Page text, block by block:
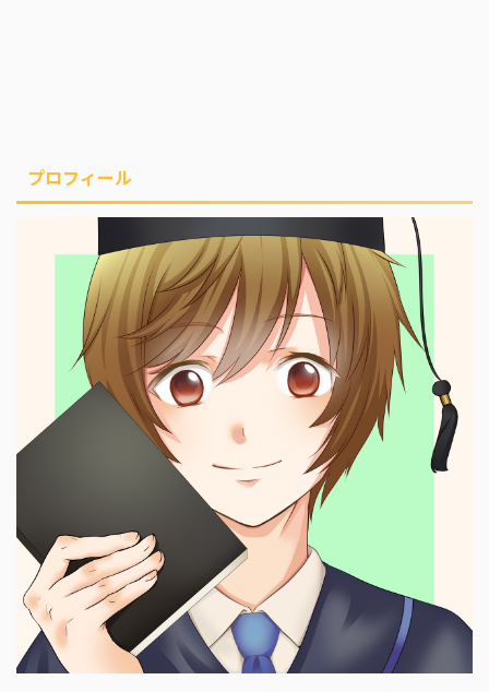
プロフィール